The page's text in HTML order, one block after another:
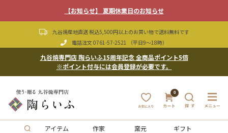
【お知らせ】 夏期休業日のお知らせ
九谷焼産地直送 税込5,500円以上のお買い物で送料無料です
電話注文 0761-57-2521 （平日9〜18時）
九谷焼専門店 陶らいふ15周年記念 全商品ポイント5倍
※ポイント付与には会員登録が必要です。
0
アイテム 作家 窯元 ギフト